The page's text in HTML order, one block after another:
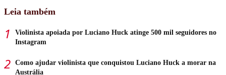
Leia também
Violinista apoiada por Luciano Huck atinge 500 mil seguidores no
Instagram
Como ajudar violinista que conquistou Luciano Huck a morar na
Austrália